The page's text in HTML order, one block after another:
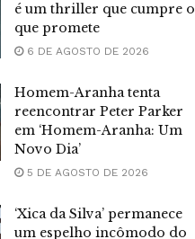
é um thriller que cumpre o
que promete
6 DE AGOSTO DE 2026
Homem-Aranha tenta
reencontrar Peter Parker
em ‘Homem-Aranha: Um
Novo Dia’
5 DE AGOSTO DE 2026
‘Xica da Silva’ permanece
um espelho incômodo do